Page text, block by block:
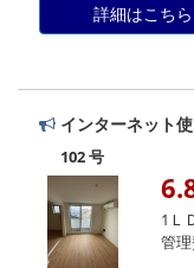
詳細はこちら
インターネット
102 号
1Ｌ
管